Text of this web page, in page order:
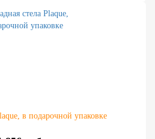
в подарочной упаковке